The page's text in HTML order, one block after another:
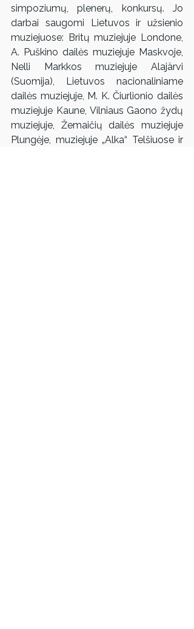
simpoziumų, plenerų, konkursų. Jo
darbai saugomi Lietuvos ir užsienio
muziejuose: Britų muziejuje Londone,
A. Puškino dailės muziejuje Maskvoje,
Nelli Markkos muziejuje Alajärvi
(Suomija), Lietuvos nacionaliniame
dailės muziejuje, M. K. Čiurlionio dailės
muziejuje Kaune, Vilniaus Gaono žydų
muziejuje, Žemaičių dailės muziejuje
Plungėje, muziejuje „Alka“ Telšiuose ir